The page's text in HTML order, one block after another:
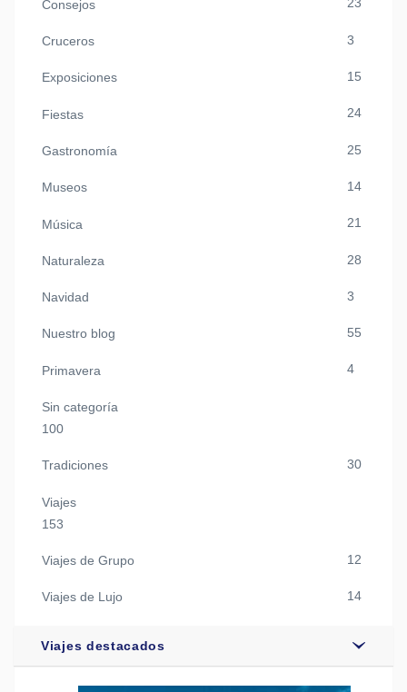
Consejos 23
Cruceros 3
Exposiciones 15
Fiestas 24
Gastronomía 25
Museos 14
Música 21
Naturaleza 28
Navidad 3
Nuestro blog 55
Primavera 4
Sin categoría
100
Tradiciones 30
Viajes
153
Viajes de Grupo 12
Viajes de Lujo 14
Viajes destacados